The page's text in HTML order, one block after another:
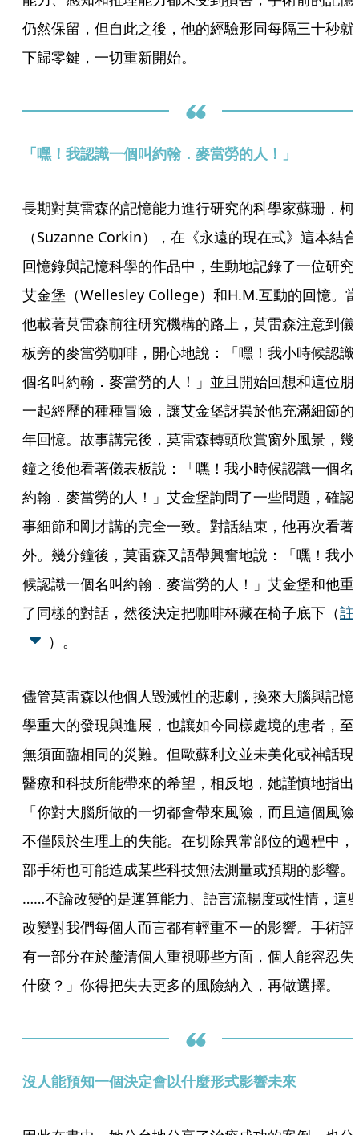
仍然保留，但自此之後，他的經驗形同每隔三十秒就
下歸零鍵，一切重新開始。
「嘿！我認識一個叫約翰．麥當勞的人！」
長期對莫雷森的記憶能力進行研究的科學家蘇珊．柯
（Suzanne Corkin），在《永遠的現在式》這本結合
回憶錄與記憶科學的作品中，生動地記錄了一位研究
艾金堡（Wellesley College）和H.M.互動的回憶。當
他載著莫雷森前往研究機構的路上，莫雷森注意到儀
板旁的麥當勞咖啡，開心地說：「嘿！我小時候認識
個名叫約翰．麥當勞的人！」並且開始回想和這位朋
一起經歷的種種冒險，讓艾金堡訝異於他充滿細節的
年回憶。故事講完後，莫雷森轉頭欣賞窗外風景，幾
鐘之後他看著儀表板說：「嘿！我小時候認識一個名
約翰．麥當勞的人！」艾金堡詢問了一些問題，確認
事細節和剛才講的完全一致。對話結束，他再次看著
外。幾分鐘後，莫雷森又語帶興奮地說：「嘿！我小
候認識一個名叫約翰．麥當勞的人！」艾金堡和他重
了同樣的對話，然後決定把咖啡杯藏在椅子底下（註
）。
儘管莫雷森以他個人毀滅性的悲劇，換來大腦與記憶
學重大的發現與進展，也讓如今同樣處境的患者，至
無須面臨相同的災難。但歐蘇利文並未美化或神話現
醫療和科技所能帶來的希望，相反地，她謹慎地指出
「你對大腦所做的一切都會帶來風險，而且這個風險
不僅限於生理上的失能。在切除異常部位的過程中，
部手術也可能造成某些科技無法測量或預期的影響。
……不論改變的是運算能力、語言流暢度或性情，這
改變對我們每個人而言都有輕重不一的影響。手術評
有一部分在於釐清個人重視哪些方面，個人能容忍失
什麼？」你得把失去更多的風險納入，再做選擇。
沒人能預知一個決定會以什麼形式影響未來